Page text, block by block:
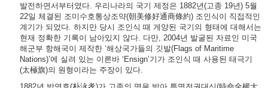
발전하면서부터였다. 우리나라의 국기 제정은 1882년(고종 19년) 5월
22일 체결된 조미수호통상조약(朝美修好通商條約) 조인식이 직접적인
계기가 되었다. 하지만 당시 조인식 때 게양된 국기의 형태에 대해서는
현재 정확한 기록이 남아있지 않다. 다만, 2004년 발굴된 자료인 미국
해군부 항해국이 제작한 ‘해상국가들의 깃발(Flags of Maritime
Nations)’에 실려 있는 이른바 ‘Ensign’기가 조인식 때 사용된 태극기
(太極旗)의 원형이라는 주장이 있다.